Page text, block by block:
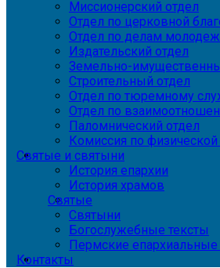
Миссионерский отдел
Отдел по церковной
Отдел по делам
Издательский отдел
Земельно-
Строительный отдел
Отдел по тюремному
Отдел по
Паломнический отдел
Комиссия по физической
Святые и святыни
История епархии
История храмов
Святые
Святыни
Богослужебные тексты
Пермские
Контакты